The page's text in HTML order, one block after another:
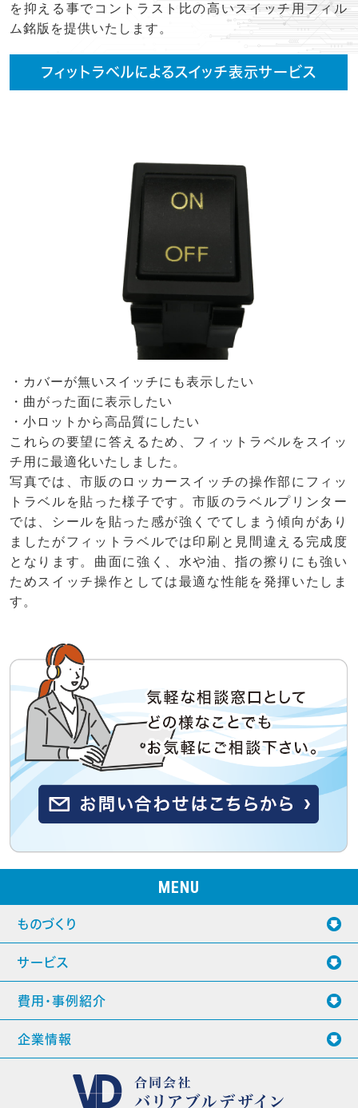
を抑える事でコントラスト比の高いスイッチ用フィル
ム銘版を提供いたします。
フィットラベルによるスイッチ表示サービス
・カバーが無いスイッチにも表示したい
・曲がった面に表示したい
・小ロットから高品質にしたい
これらの要望に答えるため、フィットラベルをスイッ
チ用に最適化いたしました。
写真では、市販のロッカースイッチの操作部にフィッ
トラベルを貼った様子です。市販のラベルプリンター
では、シールを貼った感が強くでてしまう傾向があり
ましたがフィットラベルでは印刷と見間違える完成度
となります。曲面に強く、水や油、指の擦りにも強い
ためスイッチ操作としては最適な性能を発揮いたしま
す。
MENU
ものづくり
サービス
費用・事例紹介
企業情報